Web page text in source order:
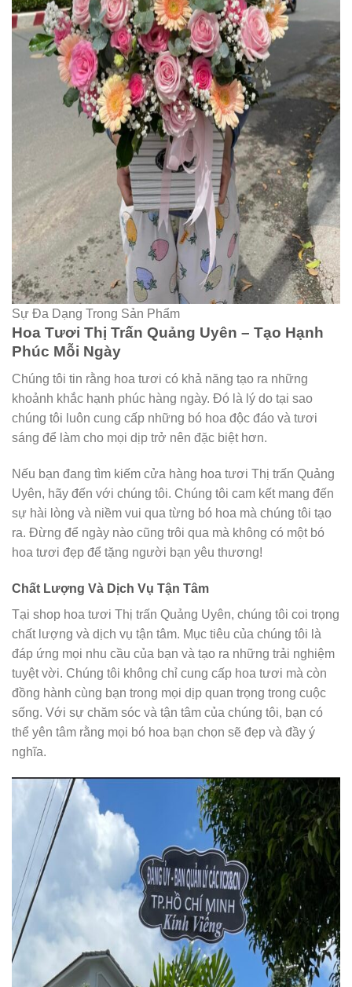
Sự Đa Dạng Trong Sản Phẩm
Hoa Tươi Thị Trấn Quảng Uyên – Tạo Hạnh
Phúc Mỗi Ngày
Chúng tôi tin rằng hoa tươi có khả năng tạo ra những
khoảnh khắc hạnh phúc hàng ngày. Đó là lý do tại sao
chúng tôi luôn cung cấp những bó hoa độc đáo và tươi
sáng để làm cho mọi dịp trở nên đặc biệt hơn.
Nếu bạn đang tìm kiếm cửa hàng hoa tươi Thị trấn Quảng
Uyên, hãy đến với chúng tôi. Chúng tôi cam kết mang đến
sự hài lòng và niềm vui qua từng bó hoa mà chúng tôi tạo
ra. Đừng để ngày nào cũng trôi qua mà không có một bó
hoa tươi đẹp để tặng người bạn yêu thương!
Chất Lượng Và Dịch Vụ Tận Tâm
Tại shop hoa tươi Thị trấn Quảng Uyên, chúng tôi coi trọng
chất lượng và dịch vụ tận tâm. Mục tiêu của chúng tôi là
đáp ứng mọi nhu cầu của bạn và tạo ra những trải nghiệm
tuyệt vời. Chúng tôi không chỉ cung cấp hoa tươi mà còn
đồng hành cùng bạn trong mọi dịp quan trọng trong cuộc
sống. Với sự chăm sóc và tận tâm của chúng tôi, bạn có
thể yên tâm rằng mọi bó hoa bạn chọn sẽ đẹp và đầy ý
nghĩa.